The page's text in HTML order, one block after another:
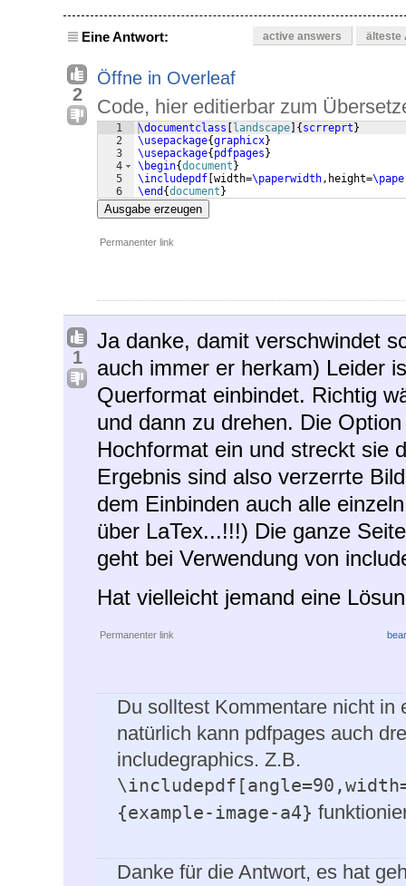
Eine Antwort: active answers älteste
2
Öffne in Overleaf
Code, hier editierbar zum
1
2
3
4
5
6
\documentclass landscape { scrreprt }
\usepackage{graphicx}
\usepackage{ pdfpages }
\begin{document }
\includepdf width=\paperwidth,height=
\end {document }
Ausgabe erzeugen
Permanenter link
1
Ja danke, damit verschwindet
auch immer er herkam) Leider
Querformat einbindet. Richtig
und dann zu drehen. Die
Hochformat ein und streckt sie
Ergebnis sind also verzerrte
dem Einbinden auch alle
über LaTex...!!!) Die ganze
geht bei Verwendung von
Hat vielleicht jemand eine
Permanenter link
Du solltest Kommentare nicht in
natürlich kann pdfpages auch
includegraphics. Z.B.
{example-image-a4}
Danke für die Antwort, es hat